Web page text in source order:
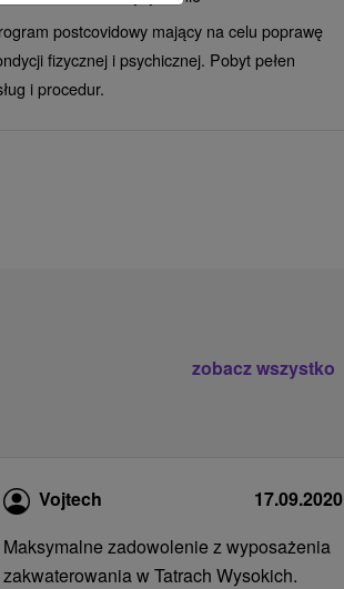
postcovidowy mający na celu poprawę
fizycznej i psychicznej. Pobyt pełen
i procedur.
zobacz wszystko
Vojtech
17.09.2020
Maksymalne zadowolenie z wyposażenia
zakwaterowania w Tatrach Wysokich.